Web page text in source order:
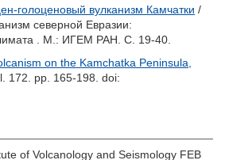
голоценовый вулканизм Камчатки /
северной Евразии:
. М.: ИГЕМ РАН. С. 19-40.
on the Kamchatka Peninsula,
172. pp. 165-198. doi:
of Volcanology and Seismology FEB